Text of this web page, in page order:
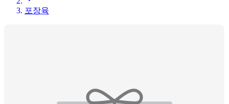
포장육